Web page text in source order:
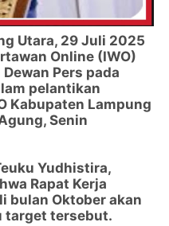
Utara, 29 Juli 2025
Online (IWO)
Pers pada
pelantikan
Kabupaten Lampung
Senin
Yudhistira,
Rapat Kerja
bulan Oktober akan
target tersebut.